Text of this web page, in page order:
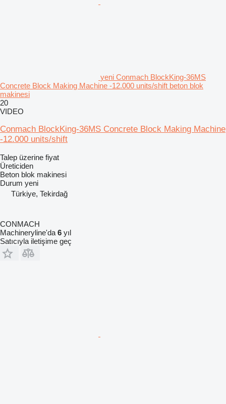
yeni Conmach BlockKing-36MS
Concrete Block Making Machine -12.000 units/shift beton blok
makinesi
20
VIDEO
Conmach BlockKing-36MS Concrete Block Making Machine
-12.000 units/shift
Talep üzerine fiyat
Üreticiden
Beton blok makinesi
Durum yeni
Türkiye, Tekirdağ
CONMACH
Machineryline'da 6 yıl
Satıcıyla iletişime geç